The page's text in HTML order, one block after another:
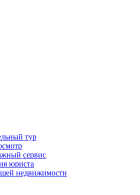
тур
сервис
юриста
недвижимости